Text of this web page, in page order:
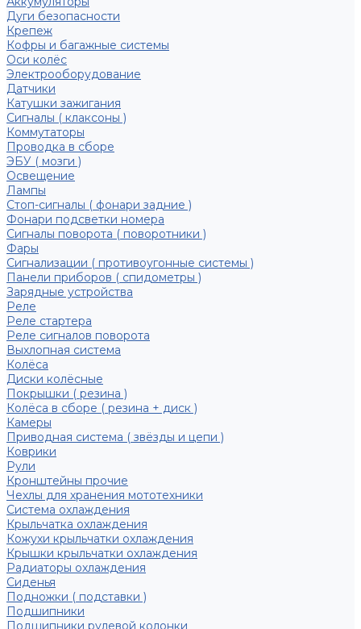
Дуги безопасности
Крепеж
Кофры и багажные системы
Оси колёс
Электрооборудование
Датчики
Катушки зажигания
Сигналы ( клаксоны )
Коммутаторы
Проводка в сборе
ЭБУ ( мозги )
Освещение
Лампы
Стоп-сигналы ( фонари задние )
Фонари подсветки номера
Сигналы поворота ( поворотники )
Фары
Сигнализации ( противоугонные системы )
Панели приборов ( спидометры )
Зарядные устройства
Реле
Реле стартера
Реле сигналов поворота
Выхлопная система
Колёса
Диски колёсные
Покрышки ( резина )
Колёса в сборе ( резина + диск )
Камеры
Приводная система ( звёзды и цепи )
Коврики
Рули
Кронштейны прочие
Чехлы для хранения мототехники
Система охлаждения
Крыльчатка охлаждения
Кожухи крыльчатки охлаждения
Крышки крыльчатки охлаждения
Радиаторы охлаждения
Сиденья
Подножки ( подставки )
Подшипники
Подшипники рулевой колонки